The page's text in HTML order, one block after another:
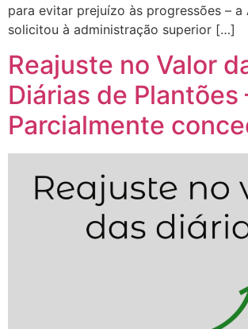
para evitar prejuízo às progressões – a
solicitou à administração superior […]
Reajuste no Valor
Diárias de Plantões
Parcialmente